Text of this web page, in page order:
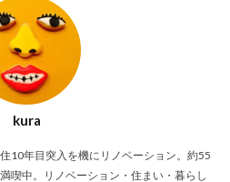
kura
10年目突入を機にリノベーション。約55
喫中。リノベーション・住まい・暮らし